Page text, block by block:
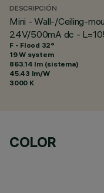
DESCRIPCIÓN
Mini - Wall-/Ceiling-
24V/500mA dc -
F - Flood 32°
19 W system
863.14 lm (sistema)
45.43 lm/W
3000 K
COLOR